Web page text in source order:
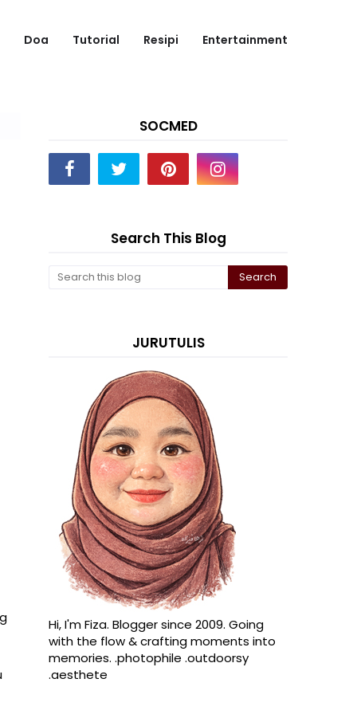
Doa Tutorial Resipi Entertainment
SOCMED
Search This Blog
JURUTULIS
Hi, I'm Fiza. Blogger since 2009. Going
with the flow & crafting moments into
memories. .photophile .outdoorsy
.aesthete